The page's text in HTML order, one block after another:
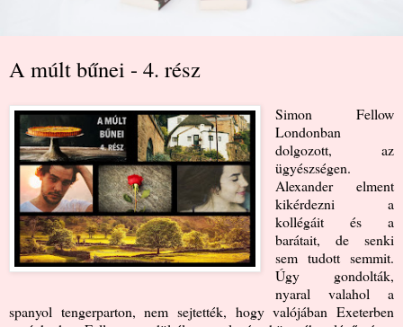
A múlt bűnei - 4. rész
Simon Fellow
Londonban
dolgozott, az
ügyészségen.
Alexander elment
kikérdezni a
kollégáit és a
barátait, de senki
sem tudott semmit.
Úgy gondolták,
nyaral valahol a
spanyol tengerparton, nem sejtették, hogy valójában Exeterben